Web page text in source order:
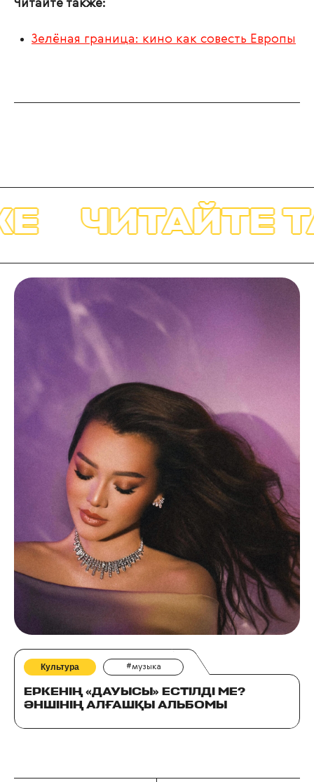
Читайте также:
Зелёная граница: кино как совесть Европы
ЧИТАЙТЕ
Культура #музыка
ЕРКЕНІҢ «ДАУЫСЫ» ЕСТІЛДІ МЕ?
ӘНШІНІҢ АЛҒАШҚЫ АЛЬБОМЫ